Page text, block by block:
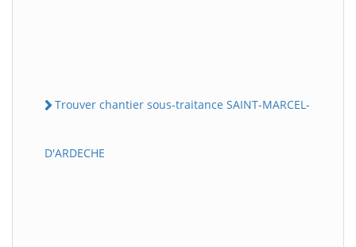
Trouver chantier sous-traitance SAINT-MARCEL-
D'ARDECHE